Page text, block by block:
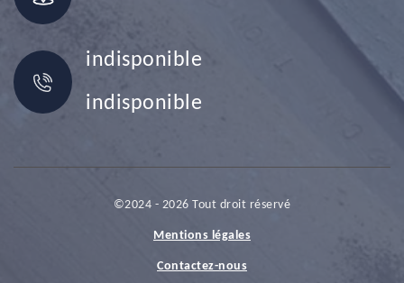
indisponible
indisponible
©2024 - 2026 Tout droit réservé
Mentions légales
Contactez-nous